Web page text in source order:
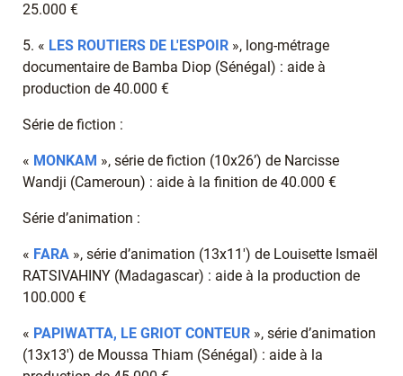
25.000 €
5. « LES ROUTIERS DE L'ESPOIR », long-métrage
documentaire de Bamba Diop (Sénégal) : aide à
production de 40.000 €
Série de fiction :
« MONKAM », série de fiction (10x26’) de Narcisse
Wandji (Cameroun) : aide à la finition de 40.000 €
Série d’animation :
« FARA », série d’animation (13x11') de Louisette Ismaël
RATSIVAHINY (Madagascar) : aide à la production de
100.000 €
« PAPIWATTA, LE GRIOT CONTEUR », série d’animation
(13x13') de Moussa Thiam (Sénégal) : aide à la